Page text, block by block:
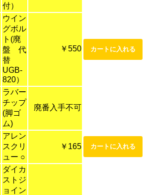
付）
ウイン
グボル
ト(廃
盤 代
替
UGB-
820）
￥550
ラバー
チップ
(脚ゴ
ム)
廃番入手不可
アレン
スクリ
ュー ○
￥165
ダイカ
ストジ
ョイン